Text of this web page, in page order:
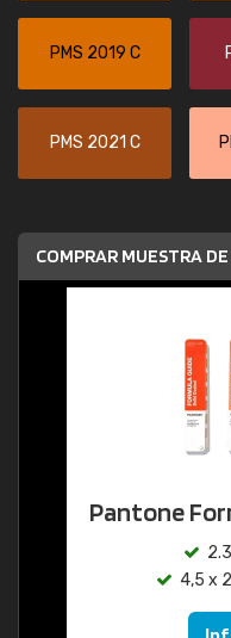
PMS 2019 C
PMS 2021 C
COMPRAR MUESTRA
Pantone
4,5 x